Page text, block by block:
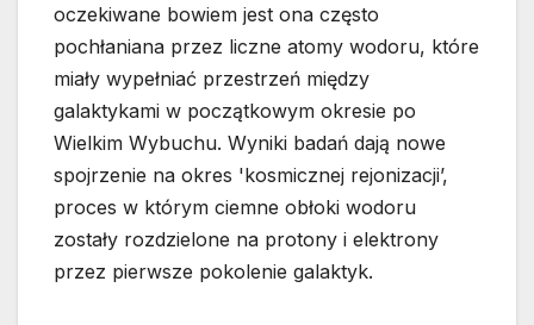
oczekiwane bowiem jest ona często
pochłaniana przez liczne atomy wodoru, które
miały wypełniać przestrzeń między
galaktykami w początkowym okresie po
Wielkim Wybuchu. Wyniki badań dają nowe
spojrzenie na okres 'kosmicznej rejonizacji’,
proces w którym ciemne obłoki wodoru
zostały rozdzielone na protony i elektrony
przez pierwsze pokolenie galaktyk.